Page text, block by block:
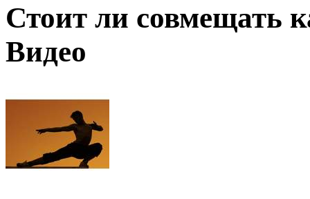
Стоит ли совмещать
Видео